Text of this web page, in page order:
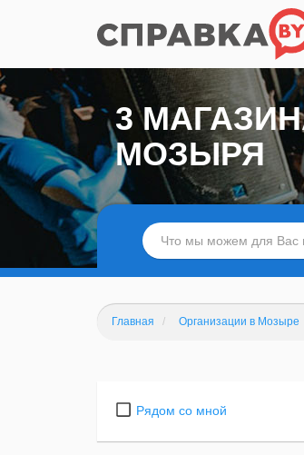
3
МОЗЫРЯ
Главная Организации в Мозыре
Рядом со мной